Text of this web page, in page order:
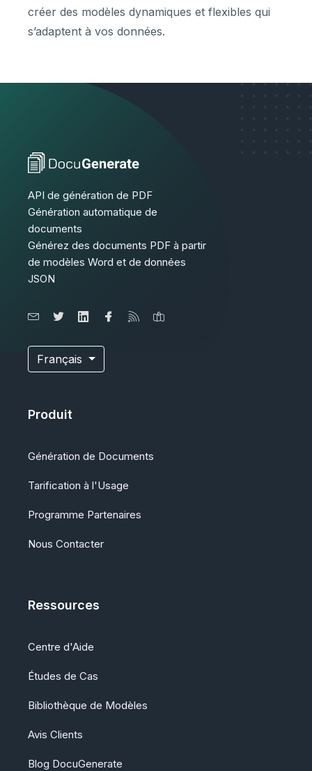
créer des modèles dynamiques et flexibles qui
s’adaptent à vos données.
API de génération de PDF
Génération automatique de
documents
Générez des documents PDF à partir
de modèles Word et de données
JSON
Français
Produit
Génération de Documents
Tarification à l'Usage
Programme Partenaires
Nous Contacter
Ressources
Centre d'Aide
Études de Cas
Bibliothèque de Modèles
Avis Clients
Blog DocuGenerate